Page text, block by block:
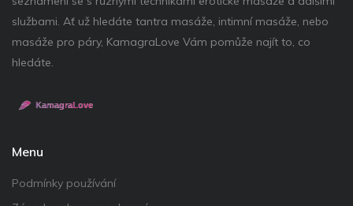
službami. Ať už hledáte tantra masáže, intimní masáže, nebo
masáže pro páry, KamagraLove Vám pomůže najít to, co
hledáte.
Menu
Podmínky používání